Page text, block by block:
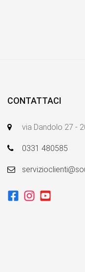
CONTATTACI
via Dandolo 27 -
0331 480585